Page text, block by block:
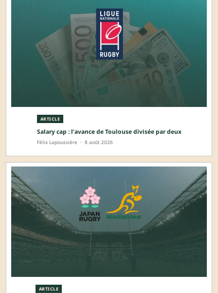
ARTICLE
Salary cap : l’avance de Toulouse divisée par deux
Félix Lapoussière · 8 août 2026
ARTICLE